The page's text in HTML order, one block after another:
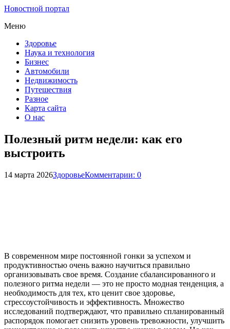
Новостной портал
Меню
Здоровье
Наука и технология
Бизнес
Автомобили
Недвижимость
Путешествия
Разное
Карта сайта
О нас
Полезный ритм недели: как его
выстроить
14 марта 2026ЗдоровьеКомментарии: 0
В современном мире постоянной гонки за успехом и
продуктивностью очень важно научиться правильно
организовывать свое время. Создание сбалансированного и
полезного ритма недели — это не просто модная тенденция, а
необходимость для тех, кто ценит свое здоровье,
стрессоустойчивость и эффективность. Множество
исследований подтверждают, что правильно спланированный
распорядок помогает снизить уровень тревожности, улучшить